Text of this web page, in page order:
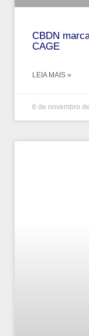
CBDN
CAGE
LEIA MAIS »
6 de novembro